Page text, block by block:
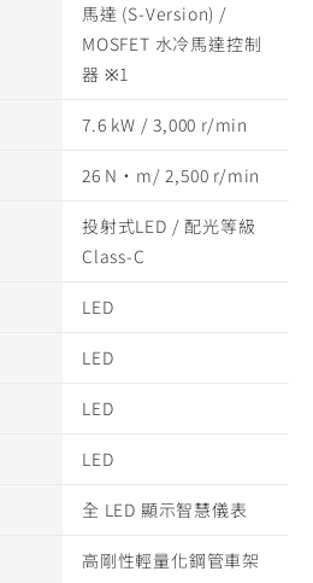
馬達 (S-Version) /
MOSFET 水冷馬達控制
器 ※1
7.6 kW / 3,000 r/min
26 N·m/ 2,500 r/min
投射式LED / 配光等級
Class-C
LED
LED
LED
LED
全 LED 顯示智慧儀表
高剛性輕量化鋼管車架